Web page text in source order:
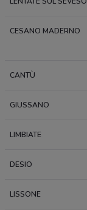
CESANO MADERNO
CANTÙ
GIUSSANO
LIMBIATE
DESIO
LISSONE